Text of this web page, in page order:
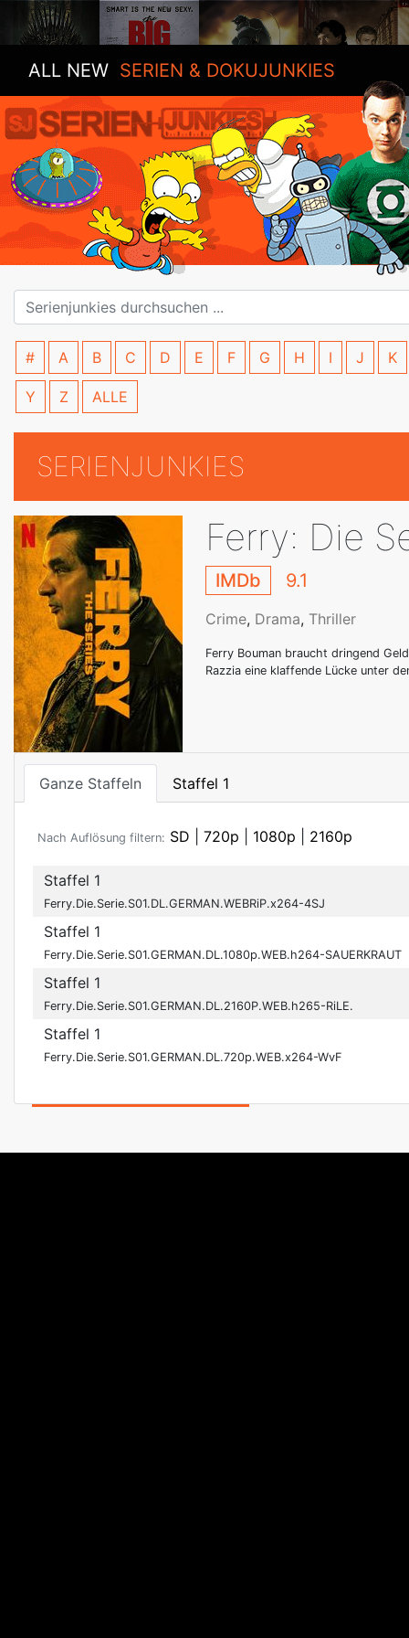
ALL NEW SERIEN & DOKUJUNKIES
# A B C D E F G H I J K
Y Z ALLE
SERIENJUNKIES
Ferry: Die
IMDb 9.1
Crime, Drama, Thriller
Ferry Bouman braucht dringend
Razzia eine klaffende Lücke unter
Ganze Staffeln Staffel 1
Nach Auflösung filtern: SD 720p 1080p 2160p
Staffel 1
Ferry.Die.Serie.S01.DL.GERMAN.WEBRiP.x264-4SJ
Staffel 1
Ferry.Die.Serie.S01.GERMAN.DL.1080p.WEB.h264-SAUERKRAUT
Staffel 1
Ferry.Die.Serie.S01.GERMAN.DL.2160P.WEB.h265-RiLE.
Staffel 1
Ferry.Die.Serie.S01.GERMAN.DL.720p.WEB.x264-WvF